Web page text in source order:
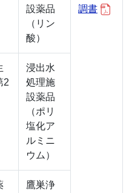
設薬品
（リン
酸）
調書
2
浸出水
処理施
設薬品
（ポリ
塩化ア
ルミニ
ウム）
鷹巣浄